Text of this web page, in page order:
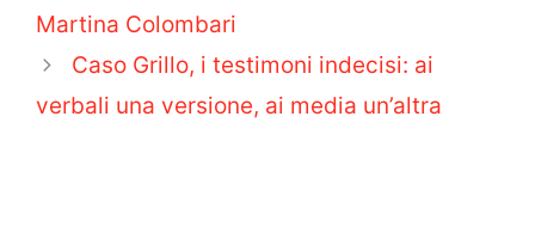
Martina Colombari
Caso Grillo, i testimoni indecisi: ai
verbali una versione, ai media un’altra